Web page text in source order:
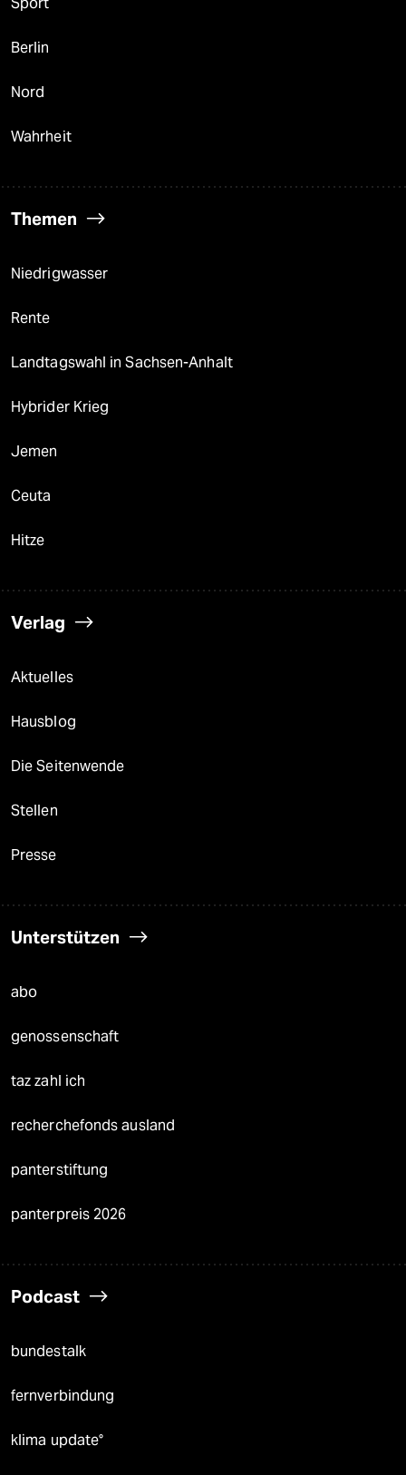
Sport
Berlin
Nord
Wahrheit
Themen
Niedrigwasser
Rente
Landtagswahl in Sachsen-Anhalt
Hybrider Krieg
Jemen
Ceuta
Hitze
Verlag
Aktuelles
Hausblog
Die Seitenwende
Stellen
Presse
Unterstützen
abo
genossenschaft
taz zahl ich
recherchefonds ausland
panterstiftung
panterpreis 2026
Podcast
bundestalk
fernverbindung
klima update°